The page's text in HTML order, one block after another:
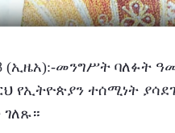
(ኢዜአ):-መንግሥት
የኢትዮጵያን ተሰሚነት